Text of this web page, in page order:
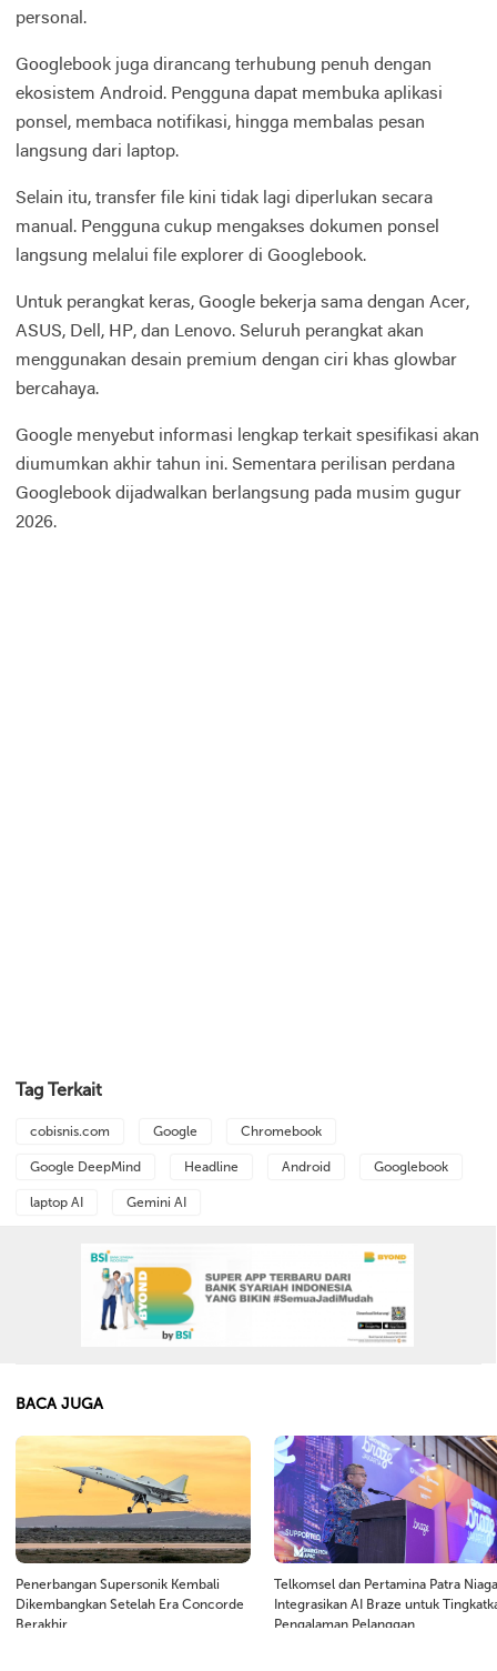
personal.
Googlebook juga dirancang terhubung penuh dengan
ekosistem Android. Pengguna dapat membuka aplikasi
ponsel, membaca notifikasi, hingga membalas pesan
langsung dari laptop.
Selain itu, transfer file kini tidak lagi diperlukan secara
manual. Pengguna cukup mengakses dokumen ponsel
langsung melalui file explorer di Googlebook.
Untuk perangkat keras, Google bekerja sama dengan Acer,
ASUS, Dell, HP, dan Lenovo. Seluruh perangkat akan
menggunakan desain premium dengan ciri khas glowbar
bercahaya.
Google menyebut informasi lengkap terkait spesifikasi akan
diumumkan akhir tahun ini. Sementara perilisan perdana
Googlebook dijadwalkan berlangsung pada musim gugur
2026.
Tag Terkait
cobisnis.com Google Chromebook
Google DeepMind Headline Android Googlebook
laptop AI Gemini AI
BACA JUGA
Penerbangan Supersonik Kembali
Dikembangkan Setelah Era Concorde
Berakhir
Telkomsel dan Pertamina Patra Niaga
Integrasikan AI Braze untuk
Pengalaman Pelanggan